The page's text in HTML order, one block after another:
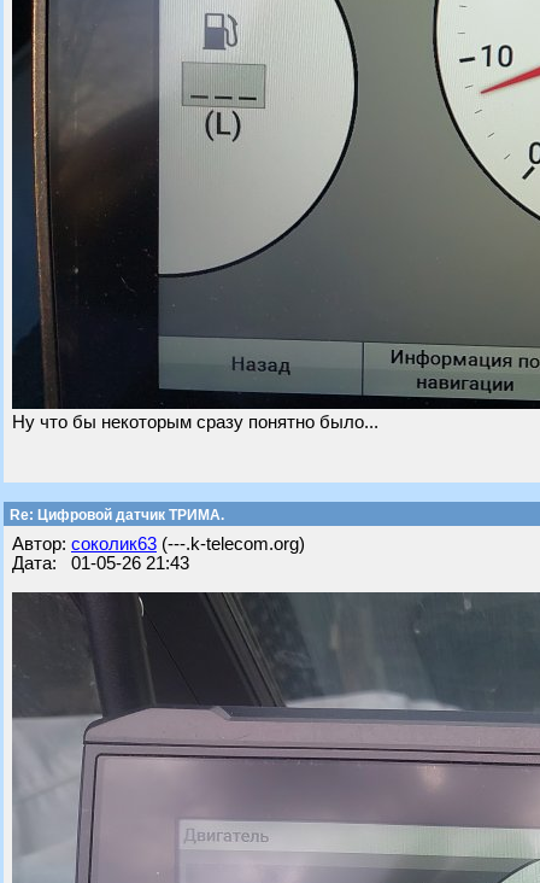
Ну что бы некоторым сразу понятно было...
Re: Цифровой датчик ТРИМА.
Автор: соколик63 (---.k-telecom.org)
Дата: 01-05-26 21:43